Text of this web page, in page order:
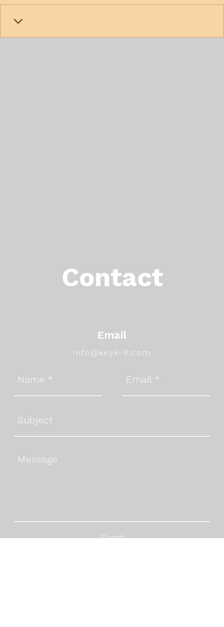
Contact
Email
info@keyk-9.com
Send